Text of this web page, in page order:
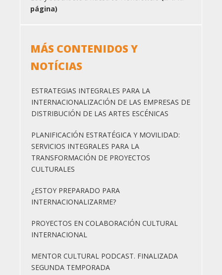
página)
MÁS CONTENIDOS Y
NOTÍCIAS
ESTRATEGIAS INTEGRALES PARA LA
INTERNACIONALIZACIÓN DE LAS EMPRESAS DE
DISTRIBUCIÓN DE LAS ARTES ESCÉNICAS
PLANIFICACIÓN ESTRATÉGICA Y MOVILIDAD:
SERVICIOS INTEGRALES PARA LA
TRANSFORMACIÓN DE PROYECTOS
CULTURALES
¿ESTOY PREPARADO PARA
INTERNACIONALIZARME?
PROYECTOS EN COLABORACIÓN CULTURAL
INTERNACIONAL
MENTOR CULTURAL PODCAST. FINALIZADA
SEGUNDA TEMPORADA